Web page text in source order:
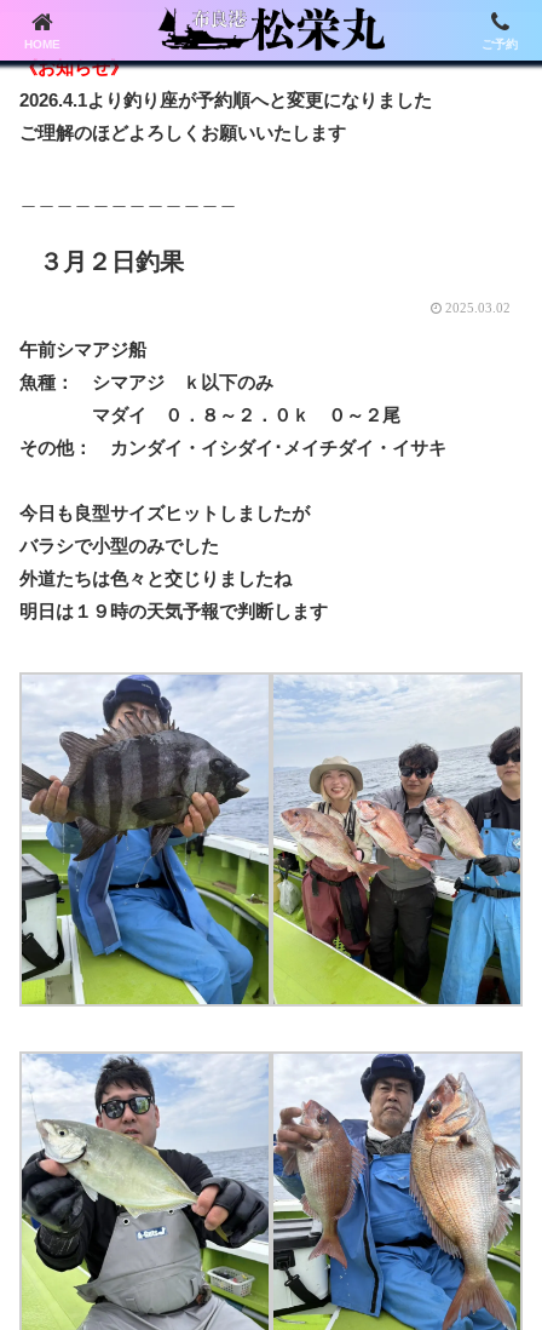
《お知らせ》
2026.4.1より釣り座が予約順へと変更になりました
ご理解のほどよろしくお願いいたします
３月２日釣果
2025.03.02
午前シマアジ船
魚種： シマアジ ｋ以下のみ
マダイ ０．８～２．０ｋ ０～２尾
その他： カンダイ・イシダイ･メイチダイ・イサキ
今日も良型サイズヒットしましたが
バラシで小型のみでした
外道たちは色々と交じりましたね
明日は１９時の天気予報で判断します
HOME ご予約